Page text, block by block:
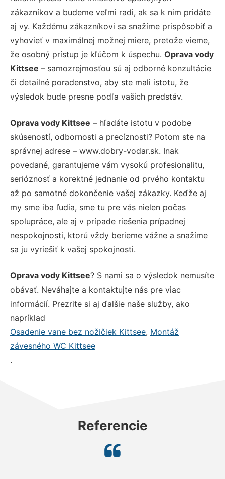
zákazníkov a budeme veľmi radi, ak sa k nim pridáte
aj vy. Každému zákazníkovi sa snažíme prispôsobiť a
vyhovieť v maximálnej možnej miere, pretože vieme,
že osobný prístup je kľúčom k úspechu. Oprava vody
Kittsee – samozrejmosťou sú aj odborné konzultácie
či detailné poradenstvo, aby ste mali istotu, že
výsledok bude presne podľa vašich predstáv.
Oprava vody Kittsee – hľadáte istotu v podobe
skúseností, odbornosti a precíznosti? Potom ste na
správnej adrese – www.dobry-vodar.sk. Inak
povedané, garantujeme vám vysokú profesionalitu,
serióznosť a korektné jednanie od prvého kontaktu
až po samotné dokončenie vašej zákazky. Keďže aj
my sme iba ľudia, sme tu pre vás nielen počas
spolupráce, ale aj v prípade riešenia prípadnej
nespokojnosti, ktorú vždy berieme vážne a snažíme
sa ju vyriešiť k vašej spokojnosti.
Oprava vody Kittsee? S nami sa o výsledok nemusíte
obávať. Neváhajte a kontaktujte nás pre viac
informácií. Prezrite si aj ďalšie naše služby, ako
napríklad
Osadenie vane bez nožičiek Kittsee, Montáž
závesného WC Kittsee
.
Referencie